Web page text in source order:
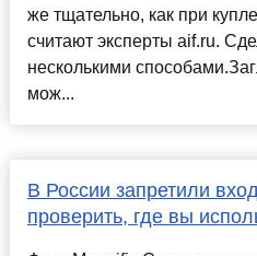
же тщательно, как при
считают эксперты aif.ru.
несколькими
мож...
В России запретили
проверить, где вы